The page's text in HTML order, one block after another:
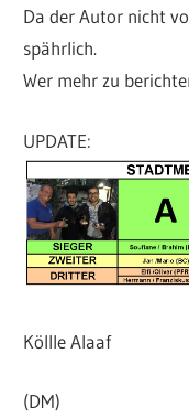
Da der Autor nicht
spährlich.
Wer mehr zu
UPDATE:
Köllle Alaaf
(DM)